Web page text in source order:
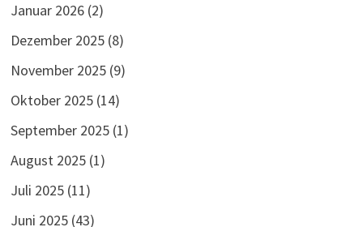
Januar 2026 (2)
Dezember 2025 (8)
November 2025 (9)
Oktober 2025 (14)
September 2025 (1)
August 2025 (1)
Juli 2025 (11)
Juni 2025 (43)